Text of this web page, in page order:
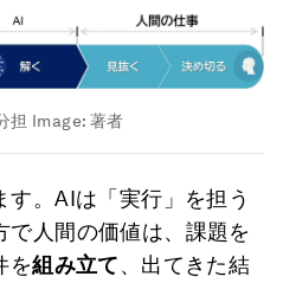
担 Image: 著者
。AIは「実行」を担う
人間の価値は、課題を
を組み立て、出てきた結